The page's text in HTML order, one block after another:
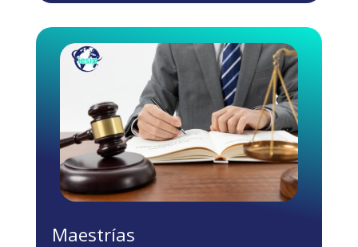
Load more
Maestrías